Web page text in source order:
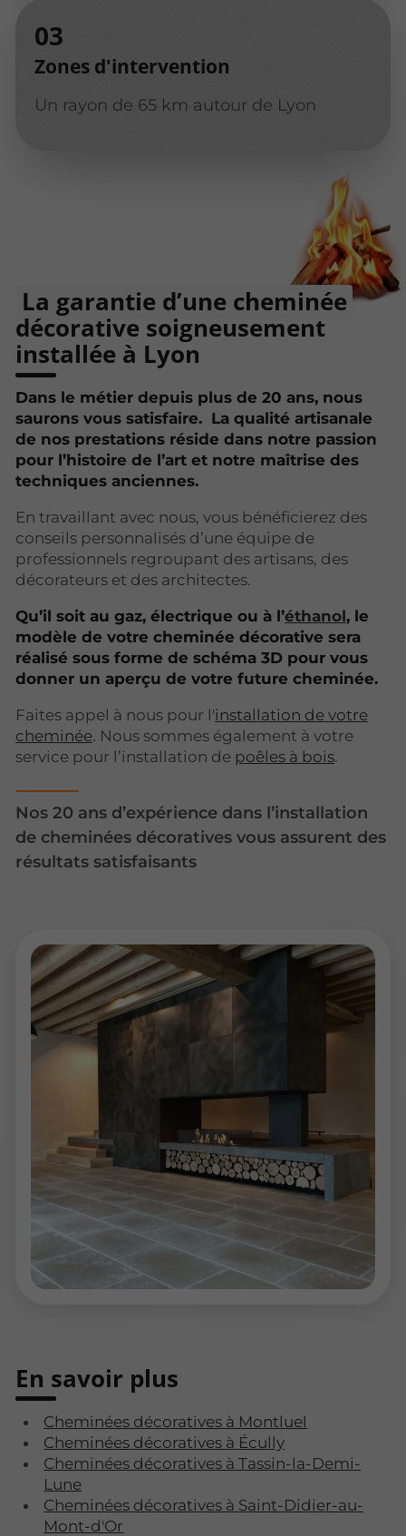
Zones d'intervention
Un rayon de 65 km autour de Lyon
La garantie d’une cheminée
décorative soigneusement
installée à Lyon
Dans le métier depuis plus de 20 ans, nous
saurons vous satisfaire. La qualité artisanale
de nos prestations réside dans notre passion
pour l’histoire de l’art et notre maîtrise des
techniques anciennes.
En travaillant avec nous, vous bénéficierez des
conseils personnalisés d’une équipe de
professionnels regroupant des artisans, des
décorateurs et des architectes.
Qu’il soit au gaz, électrique ou à l’éthanol, le
modèle de votre cheminée décorative sera
réalisé sous forme de schéma 3D pour vous
donner un aperçu de votre future cheminée.
Faites appel à nous pour l'installation de votre
cheminée. Nous sommes également à votre
service pour l’installation de poêles à bois.
Nos 20 ans d’expérience dans l’installation
de cheminées décoratives vous assurent des
résultats satisfaisants
En savoir plus
Cheminées décoratives à Montluel
Cheminées décoratives à Écully
Cheminées décoratives à Tassin-la-Demi-
Lune
Cheminées décoratives à Saint-Didier-au-
Mont-d'Or